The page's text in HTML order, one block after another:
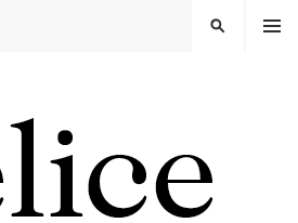
MENÚ
BUSCAR